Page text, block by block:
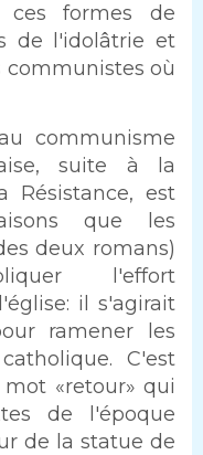
ces formes de
de l'idolâtrie et
où
communisme
suite à la
est
que les
deux romans)
l'effort
il s'agirait
ramener les
C'est
«retour» qui
de l'époque
de la statue de